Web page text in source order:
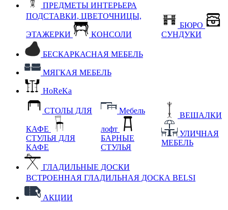
ПРЕДМЕТЫ ИНТЕРЬЕРА
ПОДСТАВКИ, ЦВЕТОЧНИЦЫ,
ЭТАЖЕРКИ КОНСОЛИ
БЮРО
СУНДУКИ
БЕСКАРКАСНАЯ МЕБЕЛЬ
МЯГКАЯ МЕБЕЛЬ
HoReKa
СТОЛЫ ДЛЯ
КАФЕ
СТУЛЬЯ ДЛЯ
КАФЕ
Мебель
лофт
БАРНЫЕ
СТУЛЬЯ
ВЕШАЛКИ
УЛИЧНАЯ
МЕБЕЛЬ
ГЛАДИЛЬНЫЕ ДОСКИ
ВСТРОЕННАЯ ГЛАДИЛЬНАЯ ДОСКА BELSI
АКЦИИ